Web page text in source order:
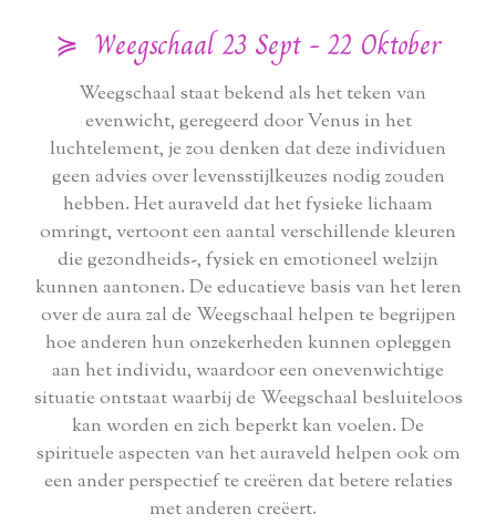
≽ Weegschaal 23 Sept - 22 Oktober
Weegschaal staat bekend als het teken van
evenwicht, geregeerd door Venus in het
luchtelement, je zou denken dat deze individuen
geen advies over levensstijlkeuzes nodig zouden
hebben. Het auraveld dat het fysieke lichaam
omringt, vertoont een aantal verschillende kleuren
die gezondheids-, fysiek en emotioneel welzijn
kunnen aantonen. De educatieve basis van het leren
over de aura zal de Weegschaal helpen te begrijpen
hoe anderen hun onzekerheden kunnen opleggen
aan het individu, waardoor een onevenwichtige
situatie ontstaat waarbij de Weegschaal besluiteloos
kan worden en zich beperkt kan voelen. De
spirituele aspecten van het auraveld helpen ook om
een ​​ander perspectief te creëren dat betere relaties
met anderen creëert.